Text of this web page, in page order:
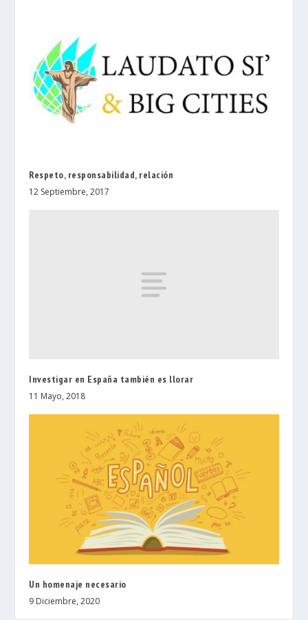
Respeto, responsabilidad, relación
12 Septiembre, 2017
Investigar en España también es llorar
11 Mayo, 2018
Un homenaje necesario
9 Diciembre, 2020